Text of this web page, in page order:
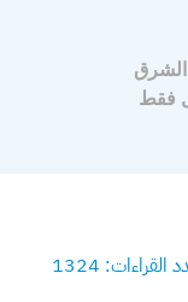
الشرق
فقط
القراءات: 1324